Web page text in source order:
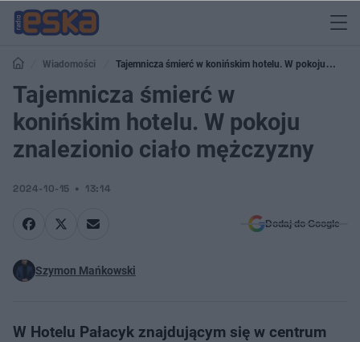
Wiadomości
Tajemnicza śmierć w konińskim hotelu. W pokoju
znalezionio ciało mężczyzny
Tajemnicza śmierć w
konińskim hotelu. W pokoju
znalezionio ciało mężczyzny
2024-10-15 13:14
Dodaj do Google
Szymon Mańkowski
W Hotelu Pałacyk znajdującym się w centrum